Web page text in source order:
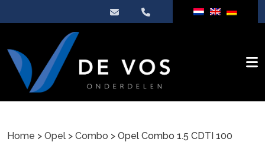
Home > Opel > Combo > Opel Combo 1.5 CDTI 100